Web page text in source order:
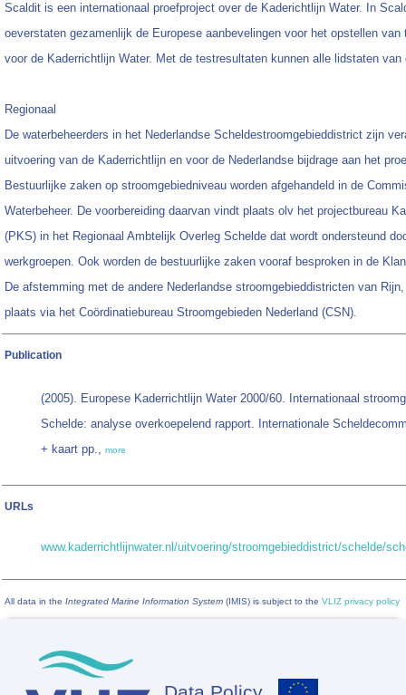
Scaldit is een internationaal proefproject over de Kaderichtlijn Water. In
oeverstaten gezamenlijk de Europese aanbevelingen voor het opstellen van
voor de Kaderrichtlijn Water. Met de testresultaten kunnen alle lidstaten van
Regionaal
De waterbeheerders in het Nederlandse Scheldestroomgebieddistrict zijn
uitvoering van de Kaderrichtlijn en voor de Nederlandse bijdrage aan het
Bestuurlijke zaken op stroomgebiedniveau worden afgehandeld in de
Waterbeheer. De voorbereiding daarvan vindt plaats olv het projectbureau
(PKS) in het Regionaal Ambtelijk Overleg Schelde dat wordt ondersteund
werkgroepen. Ook worden de bestuurlijke zaken vooraf besproken in de
De afstemming met de andere Nederlandse stroomgebieddistricten van
plaats via het Coördinatiebureau Stroomgebieden Nederland (CSN).
Publication
(2005). Europese Kaderrichtlijn Water 2000/60. Internationaal
Schelde: analyse overkoepelend rapport. Internationale
+ kaart pp., more
URLs
www.kaderrichtlijnwater.nl/uitvoering/stroomgebieddistrict/schelde/
All data in the Integrated Marine Information System (IMIS) is subject to the VLIZ privacy policy